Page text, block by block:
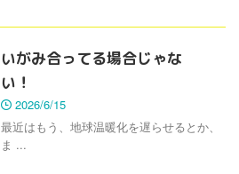
いがみ合ってる場合じゃな
い！
2026/6/15
最近はもう、地球温暖化を遅らせるとか、
ま ...